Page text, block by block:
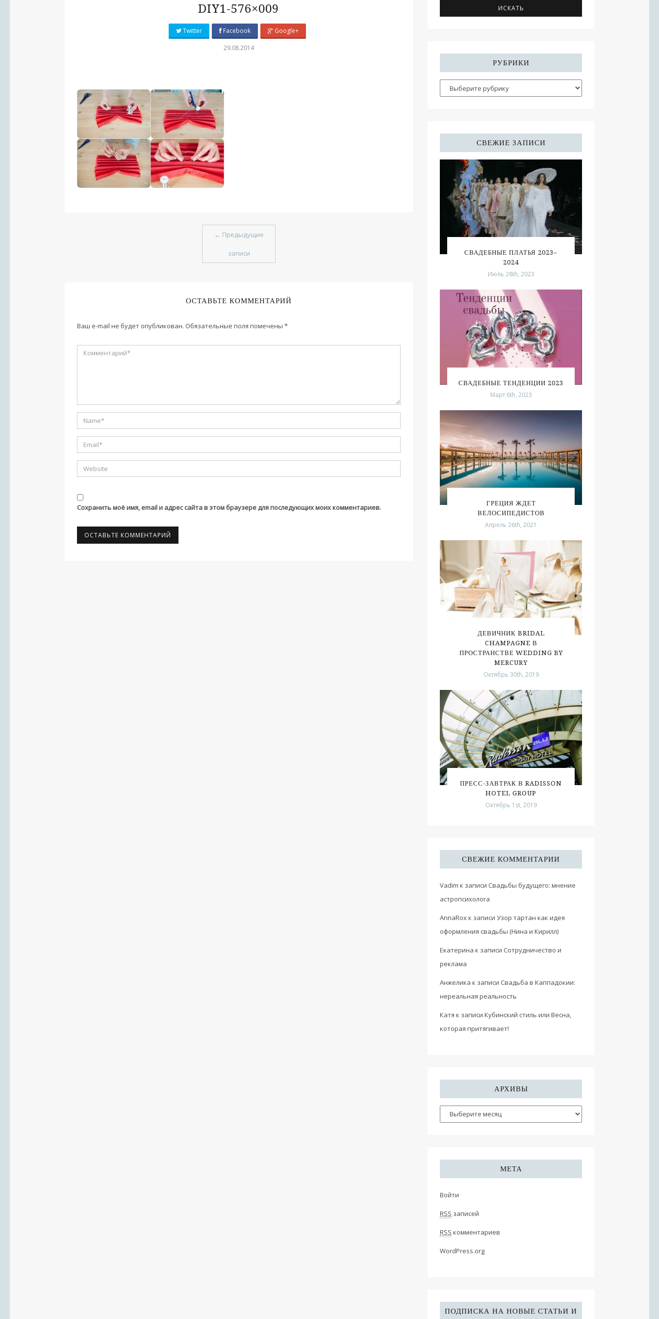
DIY1-576×009
Twitter Facebook Google+
29.08.2014
← Предыдущие
записи
ОСТАВЬТЕ КОММЕНТАРИЙ
Ваш e-mail не будет опубликован. Обязательные поля помечены *
Сохранить моё имя, email и адрес сайта в этом браузере для последующих моих комментариев.
РУБРИКИ
СВЕЖИЕ ЗАПИСИ
СВАДЕБНЫЕ ПЛАТЬЯ 2023–
2024
Июль 28th, 2023
СВАДЕБНЫЕ ТЕНДЕНЦИИ 2023
Март 6th, 2023
ГРЕЦИЯ ЖДЕТ
ВЕЛОСИПЕДИСТОВ
Апрель 26th, 2021
ДЕВИЧНИК BRIDAL
CHAMPAGNE В
ПРОСТРАНСТВЕ WEDDING BY
MERCURY
Октябрь 30th, 2019
ПРЕСС-ЗАВТРАК В RADISSON
HOTEL GROUP
Октябрь 1st, 2019
СВЕЖИЕ КОММЕНТАРИИ
Vadim к записи Свадьбы будущего: мнение
астропсихолога
AnnaRoxк записи Узор тартан как идея
оформления свадьбы (Нина и Кирилл)
Екатерина к записи Сотрудничество и
реклама
Анжелика к записи Свадьба в Каппадокии:
нереальная реальность
Катя к записи Кубинский стиль или Весна,
которая притягивает!
АРХИВЫ
МЕТА
Войти
RSS записей
RSS комментариев
WordPress.org
ПОДПИСКА НА НОВЫЕ СТАТЬИ И